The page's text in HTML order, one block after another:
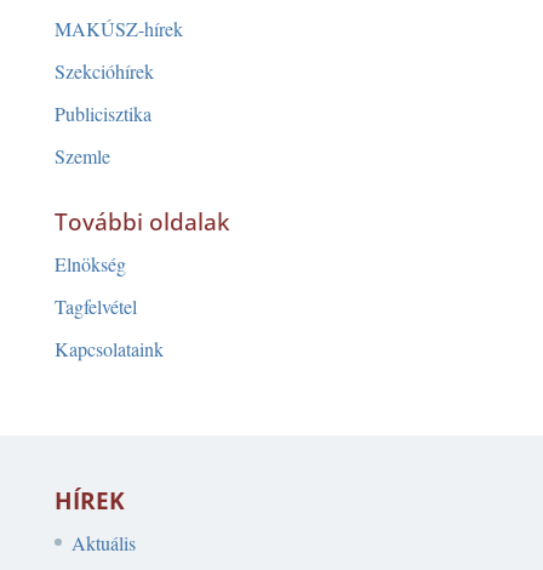
MAKÚSZ-hírek
Szekcióhírek
Publicisztika
Szemle
További oldalak
Elnökség
Tagfelvétel
Kapcsolataink
HÍREK
Aktuális